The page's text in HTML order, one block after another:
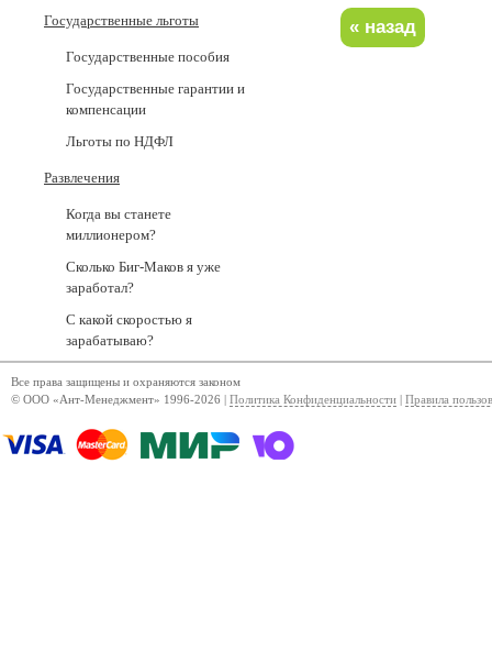
Государственные льготы
Государственные пособия
Государственные гарантии и
компенсации
Льготы по НДФЛ
Развлечения
Когда вы станете
миллионером?
Сколько Биг-Маков я уже
заработал?
С какой скоростью я
зарабатываю?
Все права защищены и охраняются законом
© ООО «Ант-Менеджмент» 1996-2026 | Политика Конфиденциальности Правила